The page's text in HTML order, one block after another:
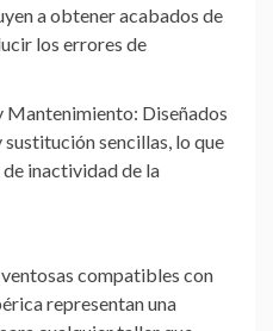
a obtener acabados de
los errores de
Mantenimiento: Diseñados
sencillas, lo que
inactividad de la
compatibles con
representan una